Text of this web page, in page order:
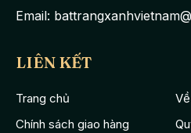
Email:
LIÊN KẾT
Trang chủ
Chính sách giao hàng